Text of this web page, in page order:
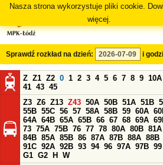
Nasza strona wykorzystuje pliki cookie.
więcej.
Sprawdź rozkład na dzień: i
Z Z1 Z2 0 1 2 3 4 5 6 7 8 9 10A
41 43 45
Z3 Z6 Z13 Z43 50A 50B 51A 51B
55B 55C 56 57 58A 58B 59 60A
64A 64B 65A 65B 66 67 68 69A
73 75A 75B 76 77 78 80A 80B 81A
84B 85A 85B 86 87A 87B 88A 88B
91C 92A 92B 93 94 96 97A 97B 99
G1 G2 H
W